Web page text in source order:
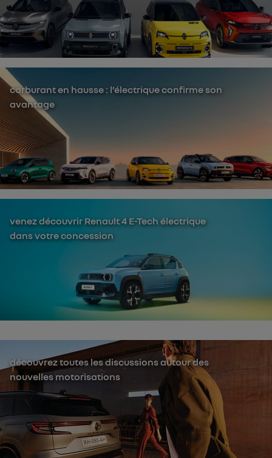
carburant en hausse : l’électrique confirme son
avantage
venez découvrir Renault 4 E-Tech électrique
dans votre concession
découvrez toutes les discussions autour des
nouvelles motorisations